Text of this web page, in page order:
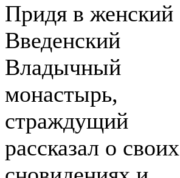
Придя в женский
Введенский
Владычный
монастырь,
страждущий
рассказал о своих